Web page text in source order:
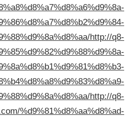
kuwait.byethost10.com/
kuwait.byethost10.com/